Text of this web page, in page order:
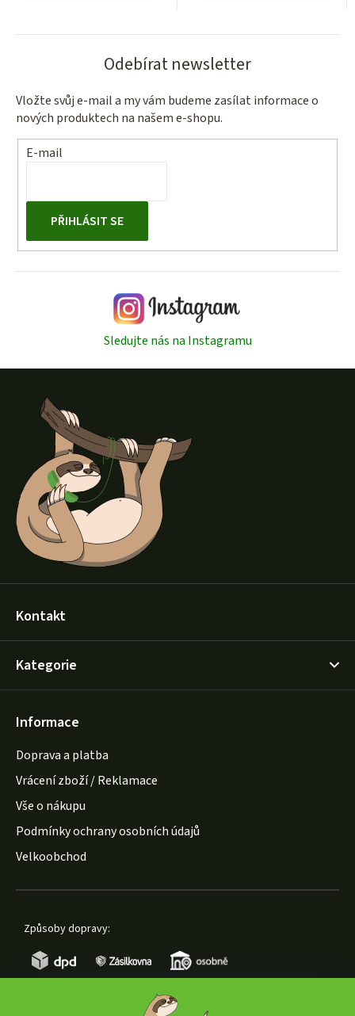
Odebírat newsletter
Vložte svůj e-mail a my vám budeme zasílat informace o
nových produktech na našem e-shopu.
E-mail
PŘIHLÁSIT SE
Sledujte nás na Instagramu
Kontakt
Kategorie
Informace
Doprava a platba
Vrácení zboží / Reklamace
Vše o nákupu
Podmínky ochrany osobních údajů
Velkoobchod
Způsoby dopravy: